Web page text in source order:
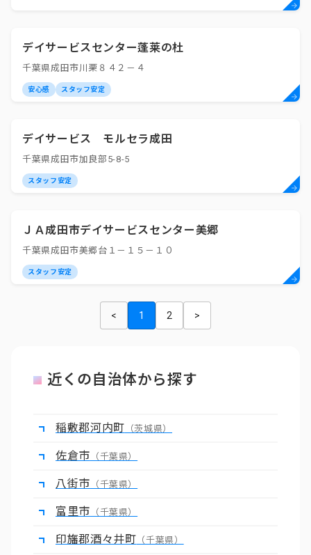
デイサービスセンター蓬莱の杜
千葉県成田市川栗８４２－４
安心感 スタッフ安定
デイサービス モルセラ成田
千葉県成田市加良部5-8-5
スタッフ安定
ＪＡ成田市デイサービスセンター美郷
千葉県成田市美郷台１－１５－１０
スタッフ安定
< 1 2 >
近くの自治体から探す
稲敷郡河内町 （茨城県）
佐倉市 （千葉県）
八街市 （千葉県）
富里市 （千葉県）
印旛郡酒々井町 （千葉県）